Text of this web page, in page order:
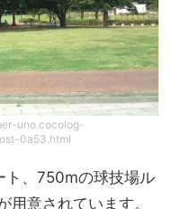
uno.cocolog-
0a53.html
ト、750mの球技場ル
用意されています。